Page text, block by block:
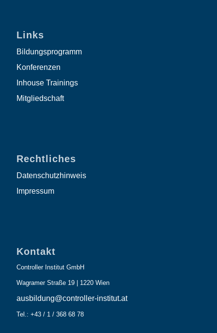
Links
Bildungsprogramm
Konferenzen
Inhouse Trainings
Mitgliedschaft
Rechtliches
Datenschutzhinweis
Impressum
Kontakt
Controller Institut GmbH
Wagramer Straße 19 | 1220 Wien
ausbildung@controller-institut.at
Tel.: +43 / 1 / 368 68 78